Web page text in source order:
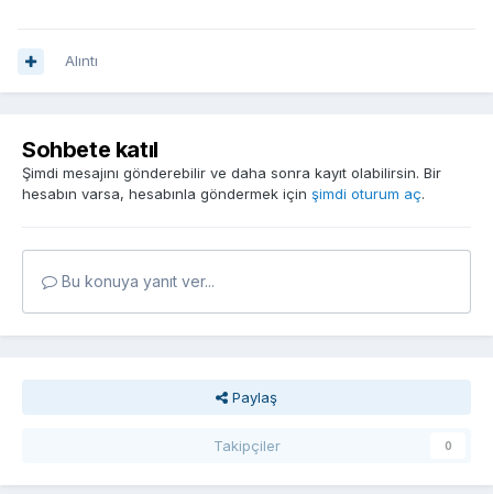
Alıntı
Sohbete katıl
Şimdi mesajını gönderebilir ve daha sonra kayıt olabilirsin. Bir
hesabın varsa, hesabınla göndermek için şimdi oturum aç.
Bu konuya yanıt ver...
Paylaş
Takipçiler 0